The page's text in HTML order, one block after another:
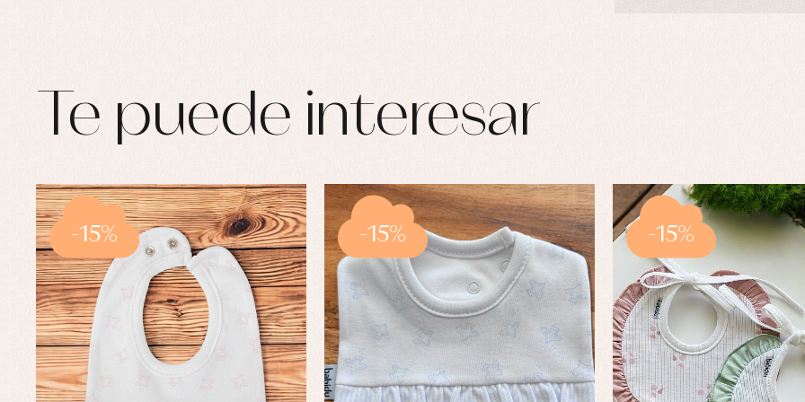
Te puede interesar
-15% -15% -15%